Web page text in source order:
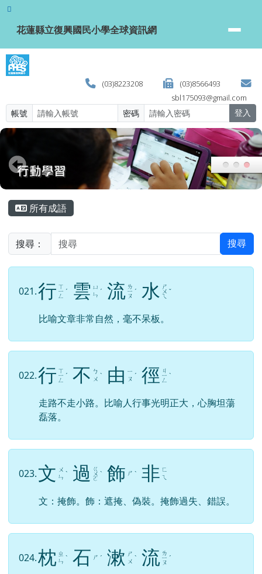
跳至主內容區
花蓮縣立復興國民小學全球資訊網
花蓮縣立復興國民小學全球資訊網
(03)8223208
(03)8566493
sbl175093@gmail.com
帳號 密碼 登入
主內容區域
所有成語
搜尋： 搜尋
021.行 ㄒ
ㄧ
ㄥ
ˊ 雲 ㄩ
ㄣ ˊ 流 ㄌ
ㄧ
ㄡ
ˊ 水 ㄕ
ㄨ
ㄟ
ˇ
比喻文章非常自然，毫不呆板。
022.行 ㄒ
ㄧ
ㄥ
ˊ 不 ㄅ
ㄨ ˋ 由 ㄧ
ㄡ ˊ 徑 ㄐ
ㄧ
ㄥ
ˋ
走路不走小路。比喻人行事光明正大，心胸坦蕩
磊落。
023.文 ㄨ
ㄣ ˋ 過 ㄍ
ㄨ
ㄛ
ˋ 飾 ㄕ ˋ 非 ㄈ
ㄟ
文：掩飾。飾：遮掩、偽裝。掩飾過失、錯誤。
024.枕 ㄓ
ㄣ ˋ 石 ㄕ ˊ 漱 ㄕ
ㄨ ˋ 流 ㄌ
ㄧ
ㄡ
ˊ
頁尾區域